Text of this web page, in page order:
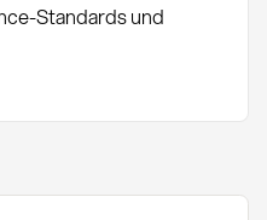
Standards und